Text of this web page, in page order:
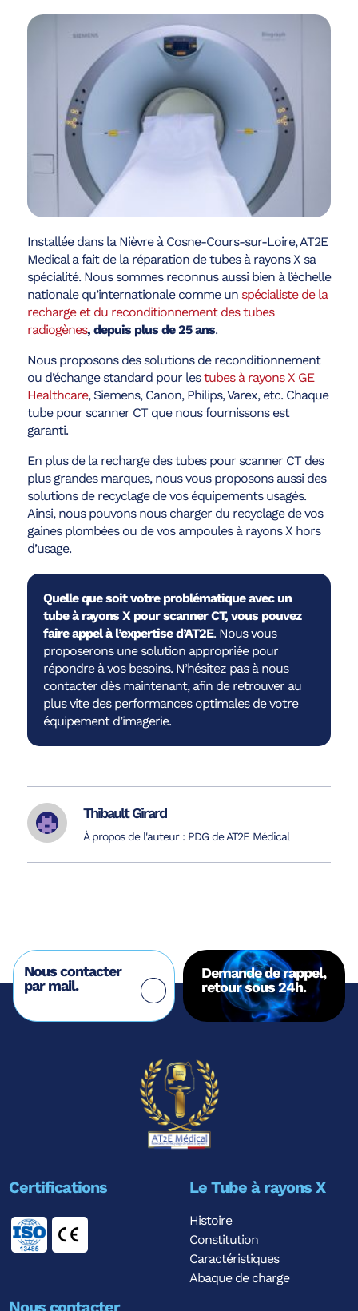
Installée dans la Nièvre à Cosne-Cours-sur-Loire, AT2E
Medical a fait de la réparation de tubes à rayons X sa
spécialité. Nous sommes reconnus aussi bien à l’échelle
nationale qu’internationale comme un spécialiste de la
recharge et du reconditionnement des tubes
radiogènes, depuis plus de 25 ans.
Nous proposons des solutions de reconditionnement
ou d’échange standard pour lestubes à rayons X GE
Healthcare, Siemens, Canon, Philips, Varex, etc. Chaque
tube pour scanner CT que nous fournissons est
garanti.
En plus de la recharge des tubes pour scanner CT des
plus grandes marques, nous vous proposons aussi des
solutions de recyclage de vos équipements usagés.
Ainsi, nous pouvons nous charger du recyclage de vos
gaines plombées ou de vos ampoules à rayons X hors
d’usage.
Quelle que soit votre problématique avec un
tube à rayons X pour scanner CT, vous pouvez
faire appel à l’expertise d’AT2E. Nous vous
proposerons une solution appropriée pour
répondre à vos besoins. N’hésitez pas à nous
contacter dès maintenant, afin de retrouver au
plus vite des performances optimales de votre
équipement d’imagerie.
Thibault Girard
À propos de l'auteur : PDG de AT2E Médical
Nous contacter
par mail.
Demande de rappel,
retour sous 24h.
Certifications Le Tube à rayons X
Histoire
Constitution
Caractéristiques
Abaque de charge
Nous contacter